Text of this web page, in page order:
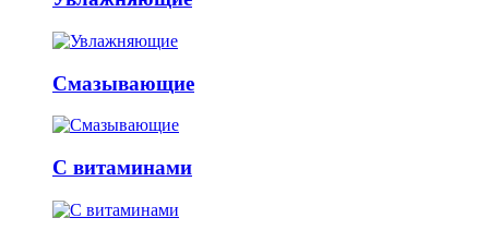
Смазывающие
С витаминами